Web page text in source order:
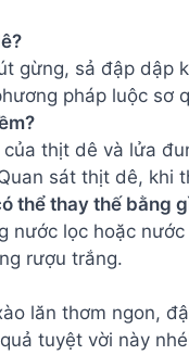
gừng, sả đập dập
pháp luộc sơ
thịt dê và lửa
sát thịt dê, khi
thể thay thế bằng
nước lọc hoặc
rượu trắng.
lăn thơm ngon,
tuyệt vời này